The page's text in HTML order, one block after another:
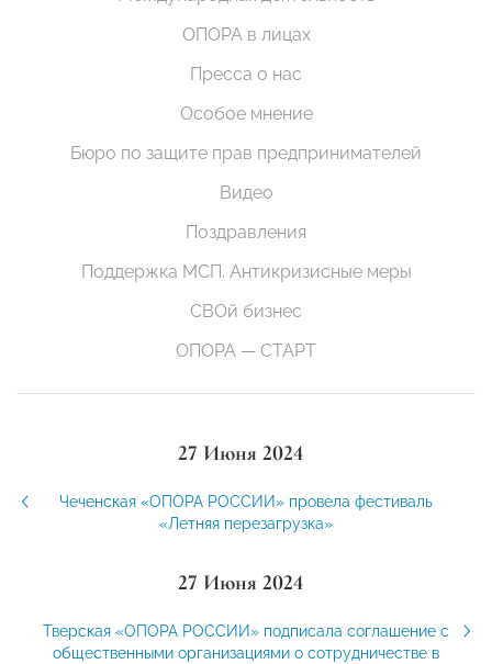
ОПОРА в лицах
Пресса о нас
Особое мнение
Бюро по защите прав предпринимателей
Видео
Поздравления
Поддержка МСП. Антикризисные меры
СВОй бизнес
ОПОРА — СТАРТ
27 Июня 2024
Чеченская «ОПОРА РОССИИ» провела фестиваль
«Летняя перезагрузка»
27 Июня 2024
Тверская «ОПОРА РОССИИ» подписала соглашение с
общественными организациями о сотрудничестве в